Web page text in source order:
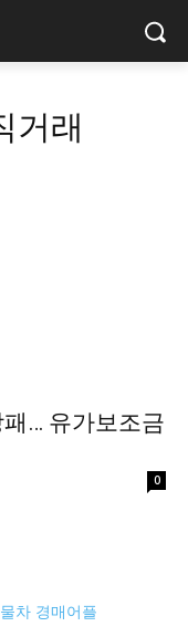
거래
… 유가보조금
0